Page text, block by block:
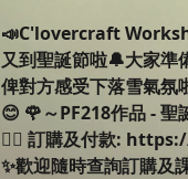
📣C'lovercraft
又到聖誕節啦🔔大家準
俾對方感受下落雪氣氛
😊 🌹～PF218作品 - 聖
👉🏻 訂購及付款:
✨歡迎隨時查詢訂購及